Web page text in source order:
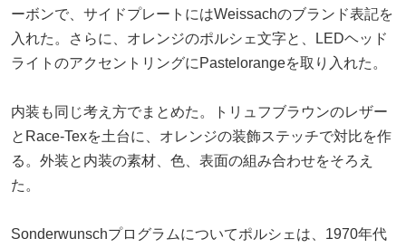
ーボンで、サイドプレートにはWeissachのブランド表記を
入れた。さらに、オレンジのポルシェ文字と、LEDヘッド
ライトのアクセントリングにPastelorangeを取り入れた。
内装も同じ考え方でまとめた。トリュフブラウンのレザー
とRace-Texを土台に、オレンジの装飾ステッチで対比を作
る。外装と内装の素材、色、表面の組み合わせをそろえ
た。
Sonderwunschプログラムについてポルシェは、1970年代